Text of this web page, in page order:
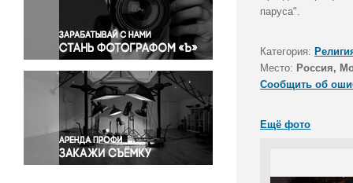
Правосудие
Происшествия и конфликты
Религия
Светская жизнь
Спорт
Экология
Экономика и бизнес
паруса".
Категория:
Место: Россия,
Сообщить об
Ещё фото